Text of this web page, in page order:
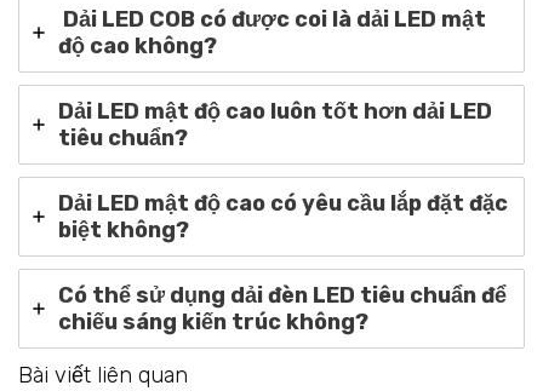
Dải LED COB có được coi là dải LED mật
độ cao không?
Dải LED mật độ cao luôn tốt hơn dải LED
tiêu chuẩn?
Dải LED mật độ cao có yêu cầu lắp đặt đặc
biệt không?
Có thể sử dụng dải đèn LED tiêu chuẩn để
chiếu sáng kiến trúc không?
Bài viết liên quan